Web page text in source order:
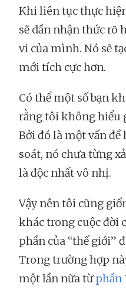
Khi liên tục thực
sẽ dần nhận thức rõ
vi của mình. Nó sẽ
mới tích cực hơn.
Có thể một số bạn
rằng tôi không hiểu
Bởi đó là một vấn
soát, nó chưa từng
là độc nhất vô nhị.
Vậy nên tôi cũng
khác trong cuộc đời
phần của “thế giới”
Trong trường hợp
một lần nữa từphần